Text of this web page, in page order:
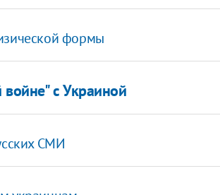
формы
с Украиной
СМИ